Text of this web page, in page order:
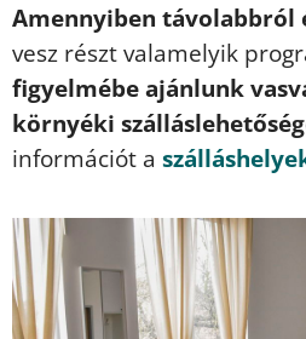
Amennyiben távolabbról
vesz részt valamelyik
figyelmébe ajánlunk
környéki
információt a